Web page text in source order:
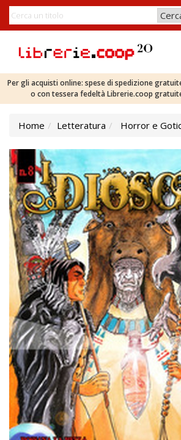
Per gli acquisti online: spese di spedizione
o con tessera fedeltà Librerie.coop
Home Letteratura Horror e